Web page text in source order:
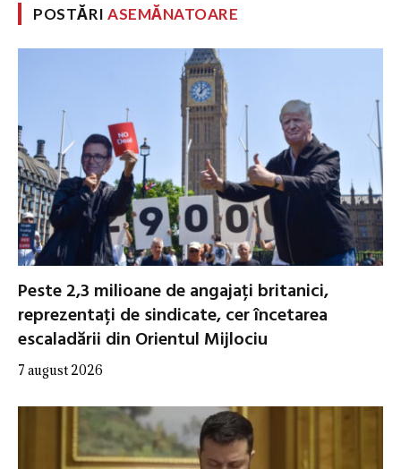
POSTĂRIASEMĂNATOARE
Peste 2,3 milioane de angajați britanici,
reprezentați de sindicate, cer încetarea
escaladării din Orientul Mijlociu
7 august 2026